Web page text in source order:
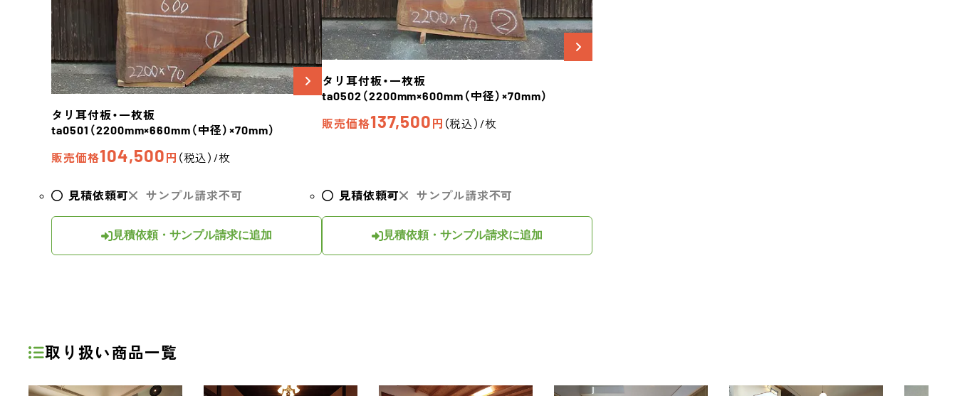
タリ 耳付板・一枚板
ta0501 （2200mm×660mm（中径）×70mm）
販売価格104,500 円 （税込）/枚
見積依頼可 サンプル請求不可
見積依頼・サンプル請求に追加
タリ 耳付板・一枚板
ta0502 （2200mm×600mm（中径）×70mm）
販売価格137,500 円 （税込）/枚
見積依頼可 サンプル請求不可
見積依頼・サンプル請求に追加
取り扱い商品一覧